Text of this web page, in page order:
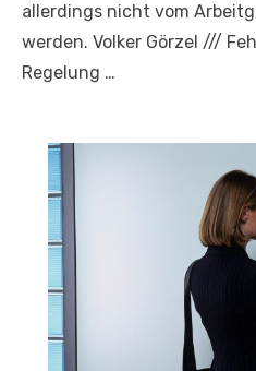
allerdings nicht vom
werden. Volker Görzel ///
Regelung …